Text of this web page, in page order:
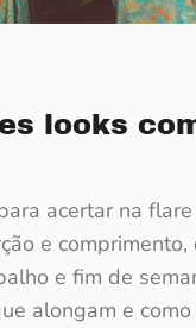
looks
acertar na
e comprimento,
e fim de
alongam e